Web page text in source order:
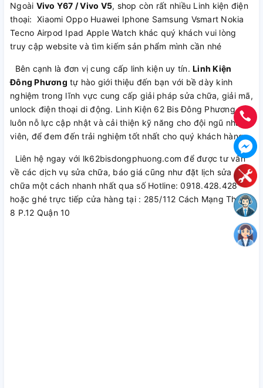
Ngoài Vivo Y67 / Vivo V5, shop còn rất nhiều Linh kiện điện
thoại: Xiaomi Oppo Huawei Iphone Samsung Vsmart Nokia
Tecno Airpod Ipad Apple Watch khác quý khách vui lòng
truy cập website và tìm kiếm sản phẩm mình cần nhé
Bên cạnh là đơn vị cung cấp linh kiện uy tín. Linh Kiện
Đông Phương tự hào giới thiệu đến bạn với bề dày kinh
nghiệm trong lĩnh vực cung cấp giải pháp sửa chữa, giải mã,
unlock điện thoại di động. Linh Kiện 62 Bis Đông Phương
luôn nỗ lực cập nhật và cải thiện kỹ năng cho đội ngũ nhân
viên, để đem đến trải nghiệm tốt nhất cho quý khách hàng.
Liên hệ ngay với lk62bisdongphuong.com để được tư vấn
về các dịch vụ sửa chữa, báo giá cũng như đặt lịch sửa
chữa một cách nhanh nhất qua số Hotline: 0918.428.428
hoặc ghé trực tiếp cửa hàng tại : 285/112 Cách Mạng Tháng
8 P.12 Quận 10